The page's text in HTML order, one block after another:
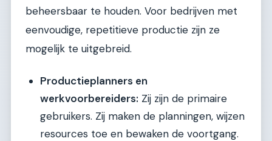
beheersbaar te houden. Voor bedrijven met
eenvoudige, repetitieve productie zijn ze
mogelijk te uitgebreid.
Productieplanners en
werkvoorbereiders: Zij zijn de primaire
gebruikers. Zij maken de planningen, wijzen
resources toe en bewaken de voortgang.